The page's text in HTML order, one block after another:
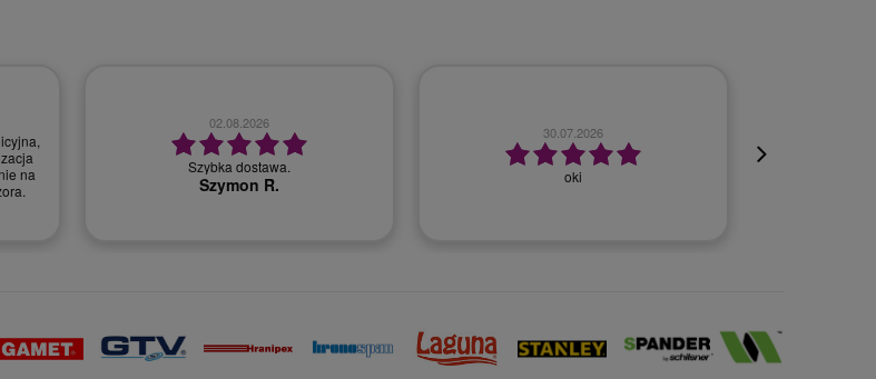
bardzo dobry kontakt, szybka realizacja
zamówienia
Monika T.
23.07.2026
Szybko, bezproblemowo.